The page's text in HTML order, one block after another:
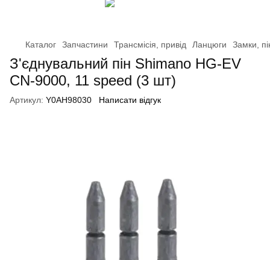
Каталог Запчастини Трансмісія, привід Ланцюги Замки,
З'єднувальний пін Shimano HG-EV
CN-9000, 11 speed (3 шт)
Артикул: Y0AH98030 Написати відгук